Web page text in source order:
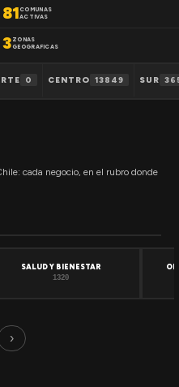
81 COMUNAS
ACTIVAS
3 ZONAS
GEOGRAFICAS
0 CENTRO 13849 SUR
cada negocio, en el rubro donde
SALUD Y BIENESTAR
1320
›